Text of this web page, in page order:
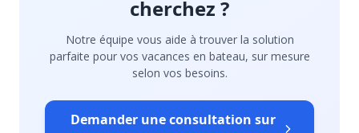
cherchez ?
Notre équipe vous aide à trouver la solution
parfaite pour vos vacances en bateau, sur mesure
selon vos besoins.
Demander une consultation sur